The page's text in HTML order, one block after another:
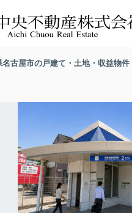
名古屋市の戸建て・土地・収益物